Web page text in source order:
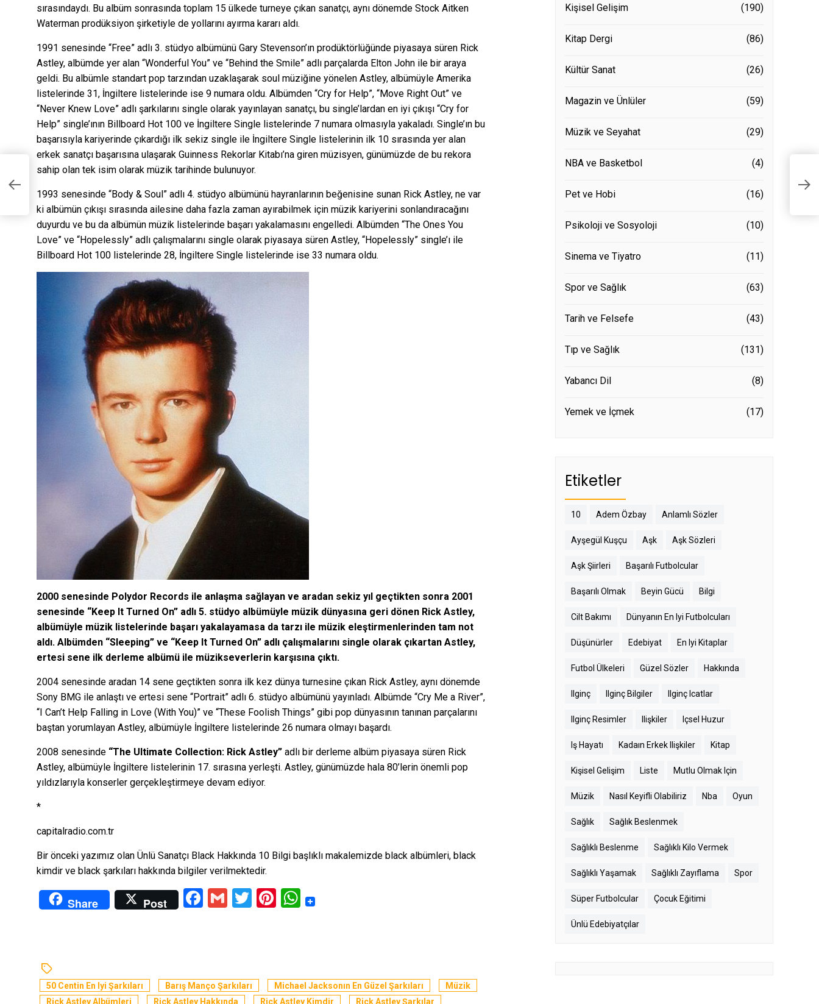
sırasındaydı. Bu albüm sonrasında toplam 15 ülkede turneye çıkan sanatçı, aynı dönemde Stock Aitken
Waterman prodüksiyon şirketiyle de yollarını ayırma kararı aldı.
1991 senesinde “Free” adlı 3. stüdyo albümünü Gary Stevenson’ın prodüktörlüğünde piyasaya süren Rick
Astley, albümde yer alan “Wonderful You” ve “Behind the Smile” adlı parçalarda Elton John ile bir araya
geldi. Bu albümle standart pop tarzından uzaklaşarak soul müziğine yönelen Astley, albümüyle Amerika
listelerinde 31, İngiltere listelerinde ise 9 numara oldu. Albümden “Cry for Help”, “Move Right Out” ve
“Never Knew Love” adlı şarkılarını single olarak yayınlayan sanatçı, bu single’lardan en iyi çıkışı “Cry for
Help” single’ının Billboard Hot 100 ve İngiltere Single listelerinde 7 numara olmasıyla yakaladı. Single’ın bu
başarısıyla kariyerinde çıkardığı ilk sekiz single ile İngiltere Single listelerinin ilk 10 sırasında yer alan
erkek sanatçı başarısına ulaşarak Guinness Rekorlar Kitabı’na giren müzisyen, günümüzde de bu rekora
sahip olan tek isim olarak müzik tarihinde bulunuyor.
1993 senesinde “Body & Soul” adlı 4. stüdyo albümünü hayranlarının beğenisine sunan Rick Astley, ne var
ki albümün çıkışı sırasında ailesine daha fazla zaman ayırabilmek için müzik kariyerini sonlandıracağını
duyurdu ve bu da albümün müzik listelerinde başarı yakalamasını engelledi. Albümden “The Ones You
Love” ve “Hopelessly” adlı çalışmalarını single olarak piyasaya süren Astley, “Hopelessly” single’ı ile
Billboard Hot 100 listelerinde 28, İngiltere Single listelerinde ise 33 numara oldu.
2000 senesinde Polydor Records ile anlaşma sağlayan ve aradan sekiz yıl geçtikten sonra 2001
senesinde “Keep It Turned On” adlı 5. stüdyo albümüyle müzik dünyasına geri dönen Rick Astley,
albümüyle müzik listelerinde başarı yakalayamasa da tarzı ile müzik eleştirmenlerinden tam not
aldı. Albümden “Sleeping” ve “Keep It Turned On” adlı çalışmalarını single olarak çıkartan Astley,
ertesi sene ilk derleme albümü ile müzikseverlerin karşısına çıktı.
2004 senesinde aradan 14 sene geçtikten sonra ilk kez dünya turnesine çıkan Rick Astley, aynı dönemde
Sony BMG ile anlaştı ve ertesi sene “Portrait” adlı 6. stüdyo albümünü yayınladı. Albümde “Cry Me a River”,
“I Can’t Help Falling in Love (With You)” ve “These Foolish Things” gibi pop dünyasının tanınan parçalarını
baştan yorumlayan Astley, albümüyle İngiltere listelerinde 26 numara olmayı başardı.
2008 senesinde “The Ultimate Collection: Rick Astley” adlı bir derleme albüm piyasaya süren Rick
Astley, albümüyle İngiltere listelerinin 17. sırasına yerleşti. Astley, günümüzde hala 80’lerin önemli pop
yıldızlarıyla konserler gerçekleştirmeye devam ediyor.
*
capitalradio.com.tr
Bir önceki yazımız olan Ünlü Sanatçı Black Hakkında 10 Bilgi başlıklı makalemizde black albümleri, black
kimdir ve black şarkıları hakkında bilgiler verilmektedir.
Share Post Facebook
GmailTwitter
Pinterest
WhatsApp
50 Centin En Iyi Şarkıları Barış Manço Şarkıları Michael Jacksonın En Güzel Şarkıları
Müzik
Rick Astley Albümleri
Rick Astley Hakkında Rick Astley Kimdir Rick Astley Şarkılar
Kişisel Gelişim (190)
Kitap Dergi (86)
Kültür Sanat (26)
Magazin ve Ünlüler (59)
Müzik ve Seyahat (29)
NBA ve Basketbol (4)
Pet ve Hobi (16)
Psikoloji ve Sosyoloji (10)
Sinema ve Tiyatro (11)
Spor ve Sağlık (63)
Tarih ve Felsefe (43)
Tıp ve Sağlık (131)
Yabancı Dil (8)
Yemek ve İçmek (17)
Etiketler
10 Adem Özbay Anlamlı Sözler
Ayşegül Kuşçu Aşk Aşk Sözleri
Aşk Şiirleri Başarılı Futbolcular
Başarılı Olmak Beyin Gücü Bilgi
Cilt Bakımı Dünyanın En Iyi Futbolcuları
Düşünürler Edebiyat En Iyi Kitaplar
Futbol Ülkeleri Güzel Sözler Hakkında
Ilginç Ilginç Bilgiler Ilginç Icatlar
Ilginç Resimler Ilişkiler Içsel Huzur
Iş Hayatı Kadaın Erkek Ilişkiler Kitap
Kişisel Gelişim Liste Mutlu Olmak Için
Müzik Nasıl Keyifli Olabiliriz Nba Oyun
Sağlık Sağlık Beslenmek
Sağlıklı Beslenme Sağlıklı Kilo Vermek
Sağlıklı Yaşamak Sağlıklı Zayıflama Spor
Süper Futbolcular Çocuk Eğitimi
Ünlü Edebiyatçılar